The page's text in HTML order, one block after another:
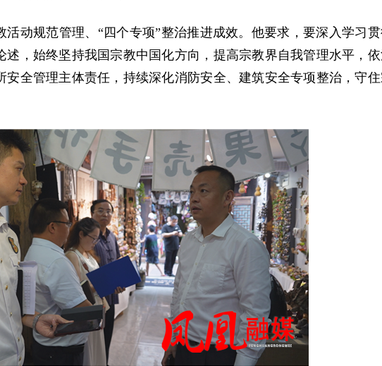
动规范管理、“四个专项”整治推进成效。他要求，要深入学习
述，始终坚持我国宗教中国化方向，提高宗教界自我管理水平，
安全管理主体责任，持续深化消防安全、建筑安全专项整治，守